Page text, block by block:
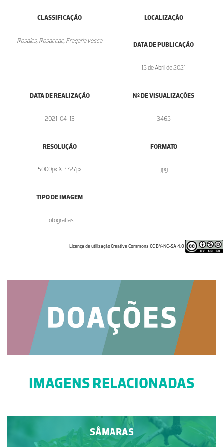
CLASSIFICAÇÃO
Rosales, Rosaceae, Fragaria vesca
LOCALIZAÇÃO
DATA DE PUBLICAÇÃO
15 de Abril de 2021
DATA DE REALIZAÇÃO
2021-04-13
Nº DE VISUALIZAÇÕES
3465
RESOLUÇÃO
5000px X 3727px
FORMATO
.jpg
TIPO DE IMAGEM
Fotografias
Licença de utilização Creative Commons CC BY-NC-SA 4.0
IMAGENS RELACIONADAS
SÂMARAS